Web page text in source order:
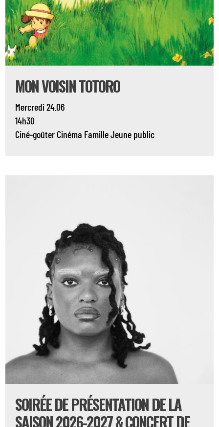
MON VOISIN TOTORO
Mercredi 24.06
14h30
Ciné-goûter Cinéma FamilleJeune public
SOIRÉE DE PRÉSENTATION DE LA
SAISON 2026-2027 & CONCERT DE